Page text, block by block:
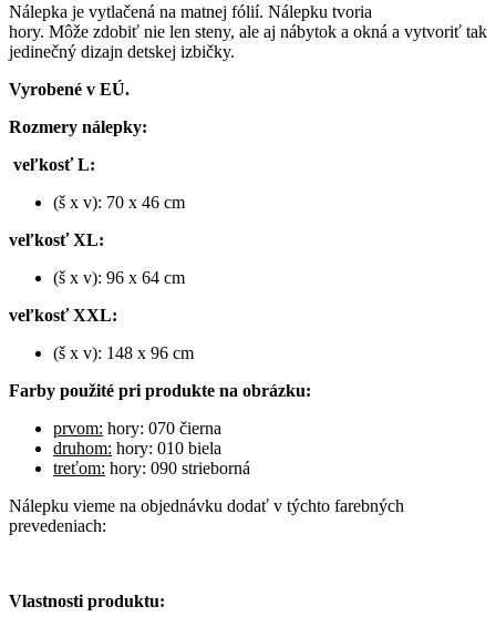
Nálepka je vytlačená na matnej fólií. Nálepku tvoria
hory. Môže zdobiť nie len steny, ale aj nábytok a okná a vytvoriť tak
jedinečný dizajn detskej izbičky.
Vyrobené v EÚ.
Rozmery nálepky:
veľkosť L:
(š x v): 70 x 46 cm
veľkosť XL:
(š x v): 96 x 64 cm
veľkosť XXL:
(š x v): 148 x 96 cm
Farby použité pri produkte na obrázku:
prvom: hory: 070 čierna
druhom: hory: 010 biela
treťom: hory: 090 strieborná
Nálepku vieme na objednávku dodať v týchto farebných
prevedeniach:
Vlastnosti produktu: